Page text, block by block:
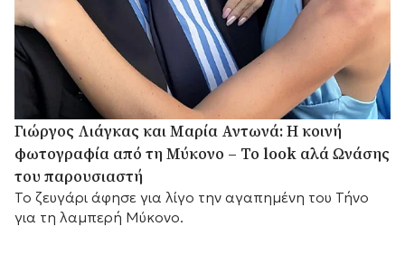
Γιώργος Λιάγκας και Μαρία Αντωνά: Η κοινή
φωτογραφία από τη Μύκονο – Το look αλά Ωνάσης
του παρουσιαστή
Το ζευγάρι άφησε για λίγο την αγαπημένη του Τήνο
για τη λαμπερή Μύκονο.